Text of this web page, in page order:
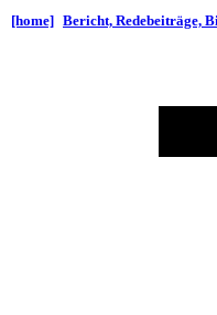
[home] Bericht, Redebeiträge,